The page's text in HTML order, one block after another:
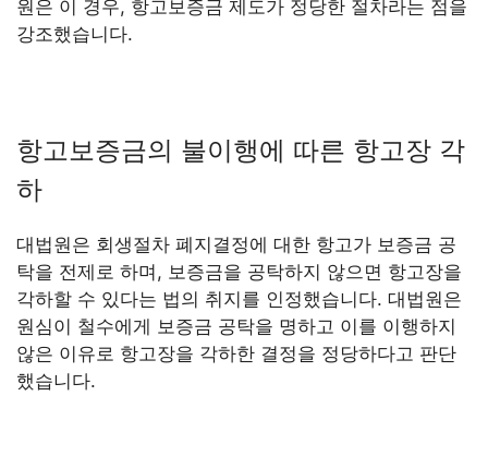
원은 이 경우, 항고보증금 제도가 정당한 절차라는 점을
강조했습니다.
항고보증금의 불이행에 따른 항고장 각
하
대법원은 회생절차 폐지결정에 대한 항고가 보증금 공
탁을 전제로 하며, 보증금을 공탁하지 않으면 항고장을
각하할 수 있다는 법의 취지를 인정했습니다. 대법원은
원심이 철수에게 보증금 공탁을 명하고 이를 이행하지
않은 이유로 항고장을 각하한 결정을 정당하다고 판단
했습니다.